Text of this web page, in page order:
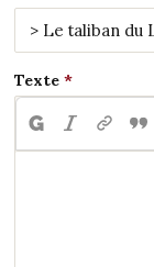
Texte